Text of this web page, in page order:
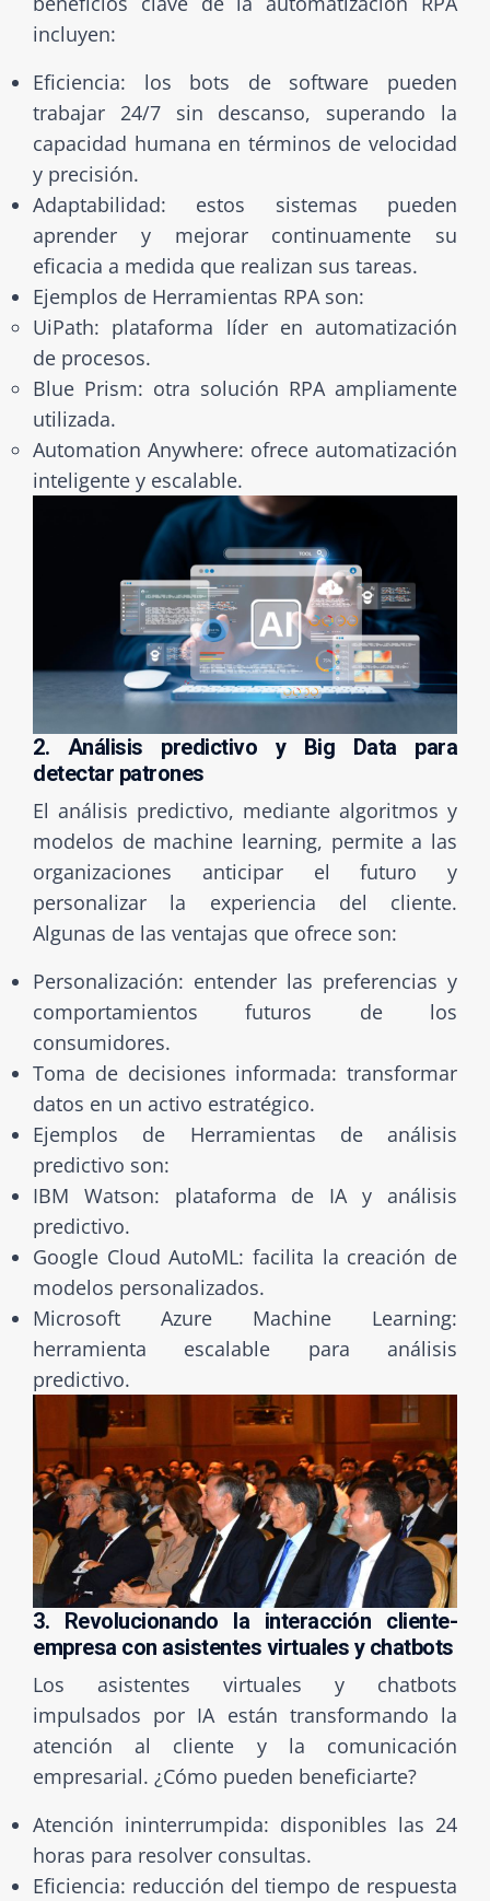
incluyen:
Eficiencia: los bots de software pueden
trabajar 24/7 sin descanso, superando la
capacidad humana en términos de velocidad
y precisión.
Adaptabilidad: estos sistemas pueden
aprender y mejorar continuamente su
eficacia a medida que realizan sus tareas.
Ejemplos de Herramientas RPA son:
UiPath: plataforma líder en automatización
de procesos.
Blue Prism: otra solución RPA ampliamente
utilizada.
Automation Anywhere: ofrece automatización
inteligente y escalable.
2. Análisis predictivo y Big Data para
detectar patrones
El análisis predictivo, mediante algoritmos y
modelos de machine learning, permite a las
organizaciones anticipar el futuro y
personalizar la experiencia del cliente.
Algunas de las ventajas que ofrece son:
Personalización: entender las preferencias y
comportamientos futuros de los
consumidores.
Toma de decisiones informada: transformar
datos en un activo estratégico.
Ejemplos de Herramientas de análisis
predictivo son:
IBM Watson: plataforma de IA y análisis
predictivo.
Google Cloud AutoML: facilita la creación de
modelos personalizados.
Microsoft Azure Machine Learning:
herramienta escalable para análisis
predictivo.
3. Revolucionando la interacción cliente-
empresa con asistentes virtuales y chatbots
Los asistentes virtuales y chatbots
impulsados por IA están transformando la
atención al cliente y la comunicación
empresarial. ¿Cómo pueden beneficiarte?
Atención ininterrumpida: disponibles las 24
horas para resolver consultas.
Eficiencia: reducción del tiempo de respuesta